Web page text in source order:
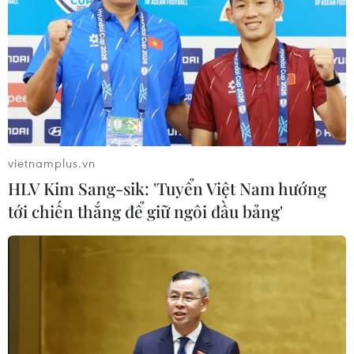
Dù đi xuống, thương hiệu SJC vẫn cao hơn
thế giới gần 2,8 triệu đồng
vietnamplus.vn
HLV Kim Sang-sik: 'Tuyển Việt Nam hướng
tới chiến thắng để giữ ngôi đầu bảng'